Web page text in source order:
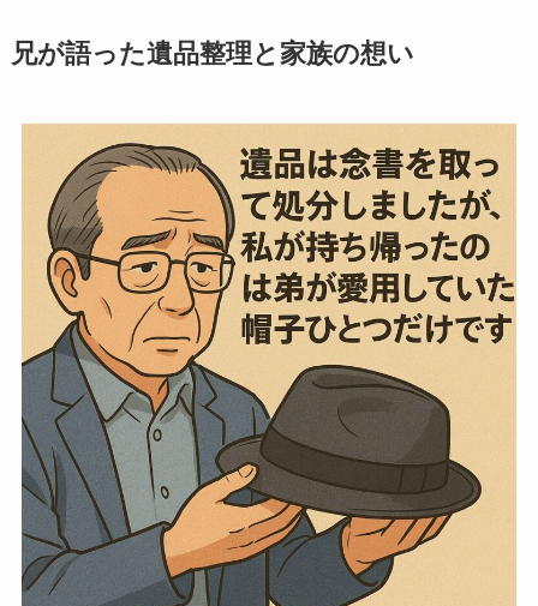
兄が語った遺品整理と家族の想い